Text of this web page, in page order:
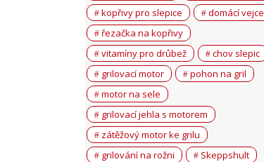
kopřivy pro slepice
domácí vejce
řezačka na kopřivy
vitamíny pro drůbež
chov slepic
grilovací motor
pohon na gril
motor na sele
grilovací jehla s motorem
zátěžový motor ke grilu
grilování na rožni
Skeppshult